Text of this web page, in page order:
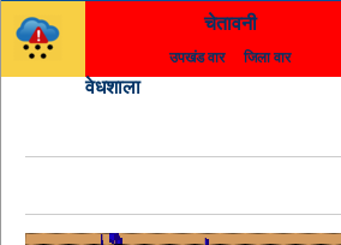
चेतावनी
उपखंड वार जिला वार
वेधशाला